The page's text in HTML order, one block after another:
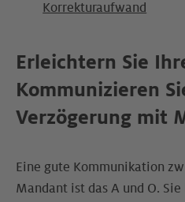
Korrekturaufwand
Erleichtern Sie
Kommunizieren
Verzögerung mit
Eine gute Kommunikation
Mandant ist das A und O.